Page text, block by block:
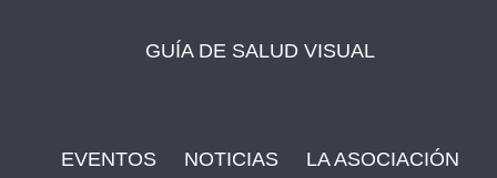
GUÍA DE SALUD VISUAL
EVENTOS NOTICIAS LA ASOCIACIÓN